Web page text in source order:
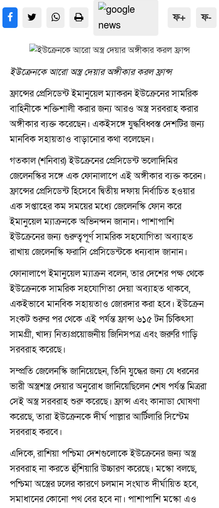
ফ+ ফ-
ইউক্রেনকে আরো অস্ত্র দেয়ার অঙ্গীকার করল ফ্রান্স
ফ্রান্সের প্রেসিডেন্ট ইমানুয়েল ম্যাকরন ইউক্রেনের সামরিক
বাহিনীকে শক্তিশালী করার জন্য আরও অস্ত্র সরবরাহ করার
অঙ্গীকার ব্যক্ত করেছেন। একইসঙ্গে যুদ্ধবিধ্বস্ত দেশটির জন্য
মানবিক সহায়তাও বাড়ানোর কথা বলেছেন।
গতকাল (শনিবার) ইউক্রেনের প্রেসিডেন্ট ভলোদিমির
জেলেনস্কির সঙ্গে এক ফোনালাপে এই অঙ্গীকার ব্যক্ত করেন।
ফ্রান্সের প্রেসিডেন্ট হিসেবে দ্বিতীয় দফায় নির্বাচিত হওয়ার
এক সপ্তাহের কম সময়ের মধ্যে জেলেনস্কি ফোন করে
ইমানুয়েল ম্যাক্রনকে অভিনন্দন জানান। পাশাপাশি
ইউক্রেনের জন্য গুরুত্বপূর্ণ সামরিক সহযোগিতা অব্যাহত
রাখায় জেলেনস্কি ফরাসি প্রেসিডেন্টকে ধন্যবাদ জানান।
ফোনালাপে ইমানুয়েল ম্যাক্রন বলেন, তার দেশের পক্ষ থেকে
ইউক্রেনকে সামরিক সহযোগিতা দেয়া অব্যাহত থাকবে,
একইভাবে মানবিক সহায়তাও জোরদার করা হবে। ইউক্রেন
সংকট শুরুর পর থেকে এই পর্যন্ত ফ্রান্স ৬১৫ টন চিকিৎসা
সামগ্রী, খাদ্য নিত্যপ্রয়োজনীয় জিনিসপত্র এবং জরুরি গাড়ি
সরবরাহ করেছে।
সম্প্রতি জেলেনস্কি জানিয়েছেন, তিনি যুদ্ধের জন্য যে ধরনের
ভারী অস্ত্রশস্ত্র দেয়ার অনুরোধ জানিয়েছিলেন শেষ পর্যন্ত মিত্ররা
সেই অস্ত্র সরবরাহ শুরু করেছে। ফ্রান্স এবং কানাডা ঘোষণা
করেছে, তারা ইউক্রেনকে দীর্ঘ পাল্লার আর্টিলারি সিস্টেম
সরবরাহ করবে।
এদিকে, রাশিয়া পশ্চিমা দেশগুলোকে ইউক্রেনের জন্য অস্ত্র
সরবরাহ না করতে হুঁশিয়ারি উচ্চারণ করেছে। মস্কো বলছে,
পশ্চিমা অস্ত্রের ঢলের কারণে চলমান সংঘাত দীর্ঘায়িত হবে,
সমাধানের কোনো পথ বের হবে না। পাশাপাশি মস্কো এও